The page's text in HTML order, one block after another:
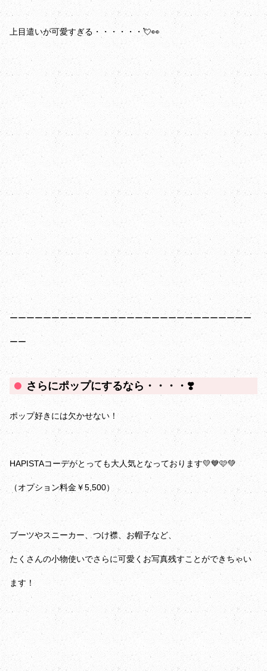
上目遣いが可愛すぎる・・・・・・💘👀
ーーーーーーーーーーーーーーーーーーーーーーーーーーーーー
ーー
さらにポップにするなら・・・・❣️
ポップ好きには欠かせない！
HAPISTAコーデがとっても大人気となっております💛💙🩷💚
（オプション料金￥5,500）
ブーツやスニーカー、つけ襟、お帽子など、
たくさんの小物使いでさらに可愛くお写真残すことができちゃい
ます！